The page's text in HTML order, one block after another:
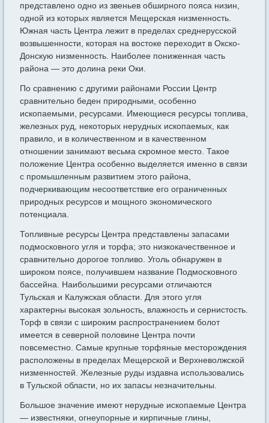
представлено одно из звеньев обширного пояса низин,
одной из которых является Мещерская низменность.
Южная часть Центра лежит в преде­лах сред­нерусской
возвышенности, которая на востоке переходит в Окско-
Дон­скую низ­менность. Наиболее пониженная часть
района — это долина реки Оки.
По сравнению с другими районами России Центр
сравнительно беден природными, особенно
ископаемыми, ресурсами. Имеющиеся ресурсы топлива,
железных руд, некоторых нерудных ископаемых, как
правило, и в количественном и в качественном
отношении занимают весьма скромное место. Такое
положение Центра особенно выделяется именно в связи
с промышленным развитием этого района,
подчеркивающим несоответствие его ограниченных
природных ресурсов и мощного экономического
потенциала.
Топливные ресурсы Центра представлены запасами
подмосковного угля и торфа; это низкокачественное и
сравнительно дорогое топливо. Уголь обнару­жен в
широком поясе, получившем название Подмосковного
бассейна. Наибольшими ресур­сами отличаются
Тульская и Калужская области. Для этого угля
характерны вы­сокая зольность, влажность и сернистость.
Торф в связи с широким распростра­нением болот
имеется в северной половине Центра почти
повсеместно. Самые крупные торфяные месторождения
расположены в преде­лах Мещерской и Верхневолжской
низменностей. Железные руды издавна использовались
в Тульской области, но их запасы незначительны.
Большое значение имеют нерудные ископаемые Центра
— известняки, ог­не­упорные и кирпичные глины,